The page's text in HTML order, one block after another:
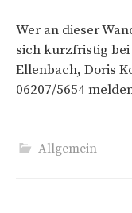
Wer an dieser
sich kurzfristig bei
Ellenbach, Doris
06207/5654
Allgemein